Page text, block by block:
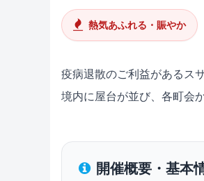
熱気あふれる・賑やか
疫病退散のご利益があるス
境内に屋台が並び、各町会
開催概要・基本